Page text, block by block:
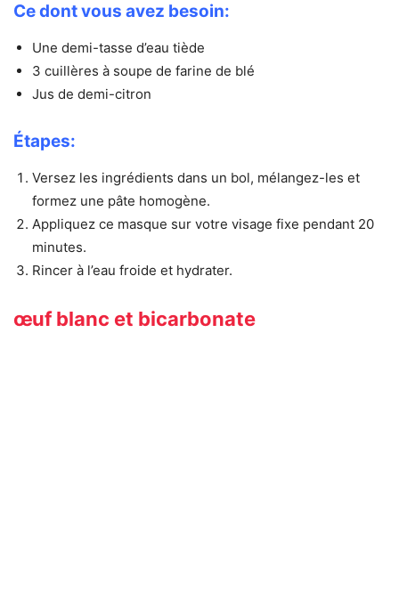
Ce dont vous avez besoin:
Une demi-tasse d’eau tiède
3 cuillères à soupe de farine de blé
Jus de demi-citron
Étapes:
Versez les ingrédients dans un bol, mélangez-les et
formez une pâte homogène.
Appliquez ce masque sur votre visage fixe pendant 20
minutes.
Rincer à l’eau froide et hydrater.
œuf blanc et bicarbonate